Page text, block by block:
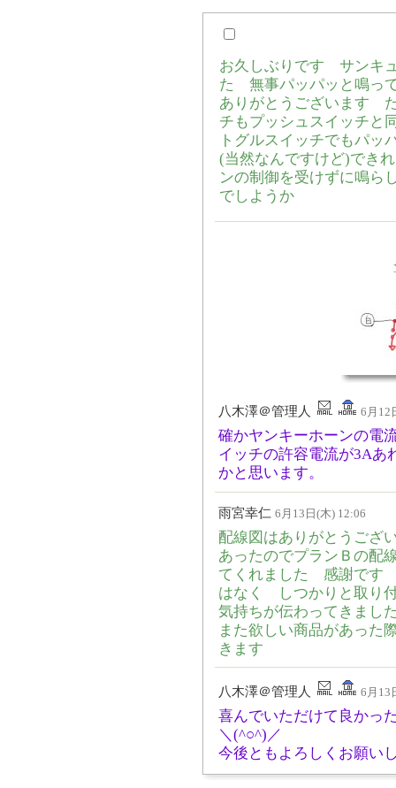
お久しぶりです サンキ
た 無事パッパッと鳴っ
ありがとうございます
チもプッシュスイッチと
トグルスイッチでもパッ
(当然なんですけど)でき
ンの制御を受けずに鳴
でしようか
八木澤＠管理人 6月12
確かヤンキーホーンの電
イッチの許容電流が3Aあ
かと思います。
雨宮幸仁 6月13日(木) 12:06
配線図はありがとうござ
あったのでプランＢの配
てくれました 感謝です
はなく しつかりと取り
気持ちが伝わってきまし
また欲しい商品があった
きます
八木澤＠管理人 6月13
喜んでいただけて良かっ
＼(^○^)／
今後ともよろしくお願い